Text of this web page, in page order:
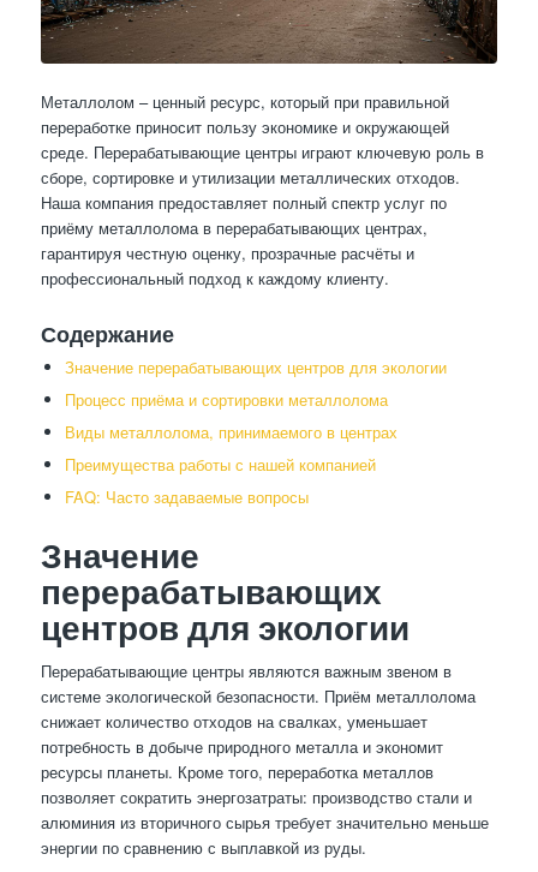
Металлолом – ценный ресурс, который при правильной
переработке приносит пользу экономике и окружающей
среде. Перерабатывающие центры играют ключевую роль в
сборе, сортировке и утилизации металлических отходов.
Наша компания предоставляет полный спектр услуг по
приёму металлолома в перерабатывающих центрах,
гарантируя честную оценку, прозрачные расчёты и
профессиональный подход к каждому клиенту.
Содержание
Значение перерабатывающих центров для экологии
Процесс приёма и сортировки металлолома
Виды металлолома, принимаемого в центрах
Преимущества работы с нашей компанией
FAQ: Часто задаваемые вопросы
Значение
перерабатывающих
центров для экологии
Перерабатывающие центры являются важным звеном в
системе экологической безопасности. Приём металлолома
снижает количество отходов на свалках, уменьшает
потребность в добыче природного металла и экономит
ресурсы планеты. Кроме того, переработка металлов
позволяет сократить энергозатраты: производство стали и
алюминия из вторичного сырья требует значительно меньше
энергии по сравнению с выплавкой из руды.